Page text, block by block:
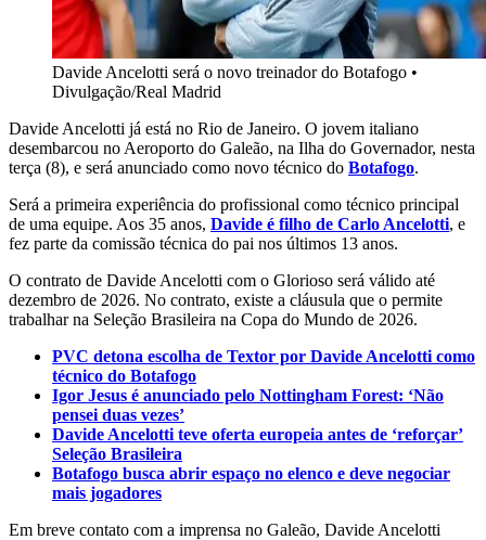
Davide Ancelotti será o novo treinador do Botafogo •
Divulgação/Real Madrid
Davide Ancelotti já está no Rio de Janeiro. O jovem italiano
desembarcou no Aeroporto do Galeão, na Ilha do Governador, nesta
terça (8), e será anunciado como novo técnico do Botafogo.
Será a primeira experiência do profissional como técnico principal
de uma equipe. Aos 35 anos, Davide é filho de Carlo Ancelotti, e
fez parte da comissão técnica do pai nos últimos 13 anos.
O contrato de Davide Ancelotti com o Glorioso será válido até
dezembro de 2026. No contrato, existe a cláusula que o permite
trabalhar na Seleção Brasileira na Copa do Mundo de 2026.
PVC detona escolha de Textor por Davide Ancelotti como
técnico do Botafogo
Igor Jesus é anunciado pelo Nottingham Forest: ‘Não
pensei duas vezes’
Davide Ancelotti teve oferta europeia antes de ‘reforçar’
Seleção Brasileira
Botafogo busca abrir espaço no elenco e deve negociar
mais jogadores
Em breve contato com a imprensa no Galeão, Davide Ancelotti